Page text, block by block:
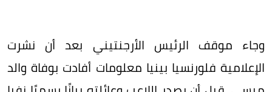
وجاء موقف الرئيس الأرجنتيني بعد أن نشرت
الإعلامية فلورنسيا بينيا معلومات أفادت بوفاة والد